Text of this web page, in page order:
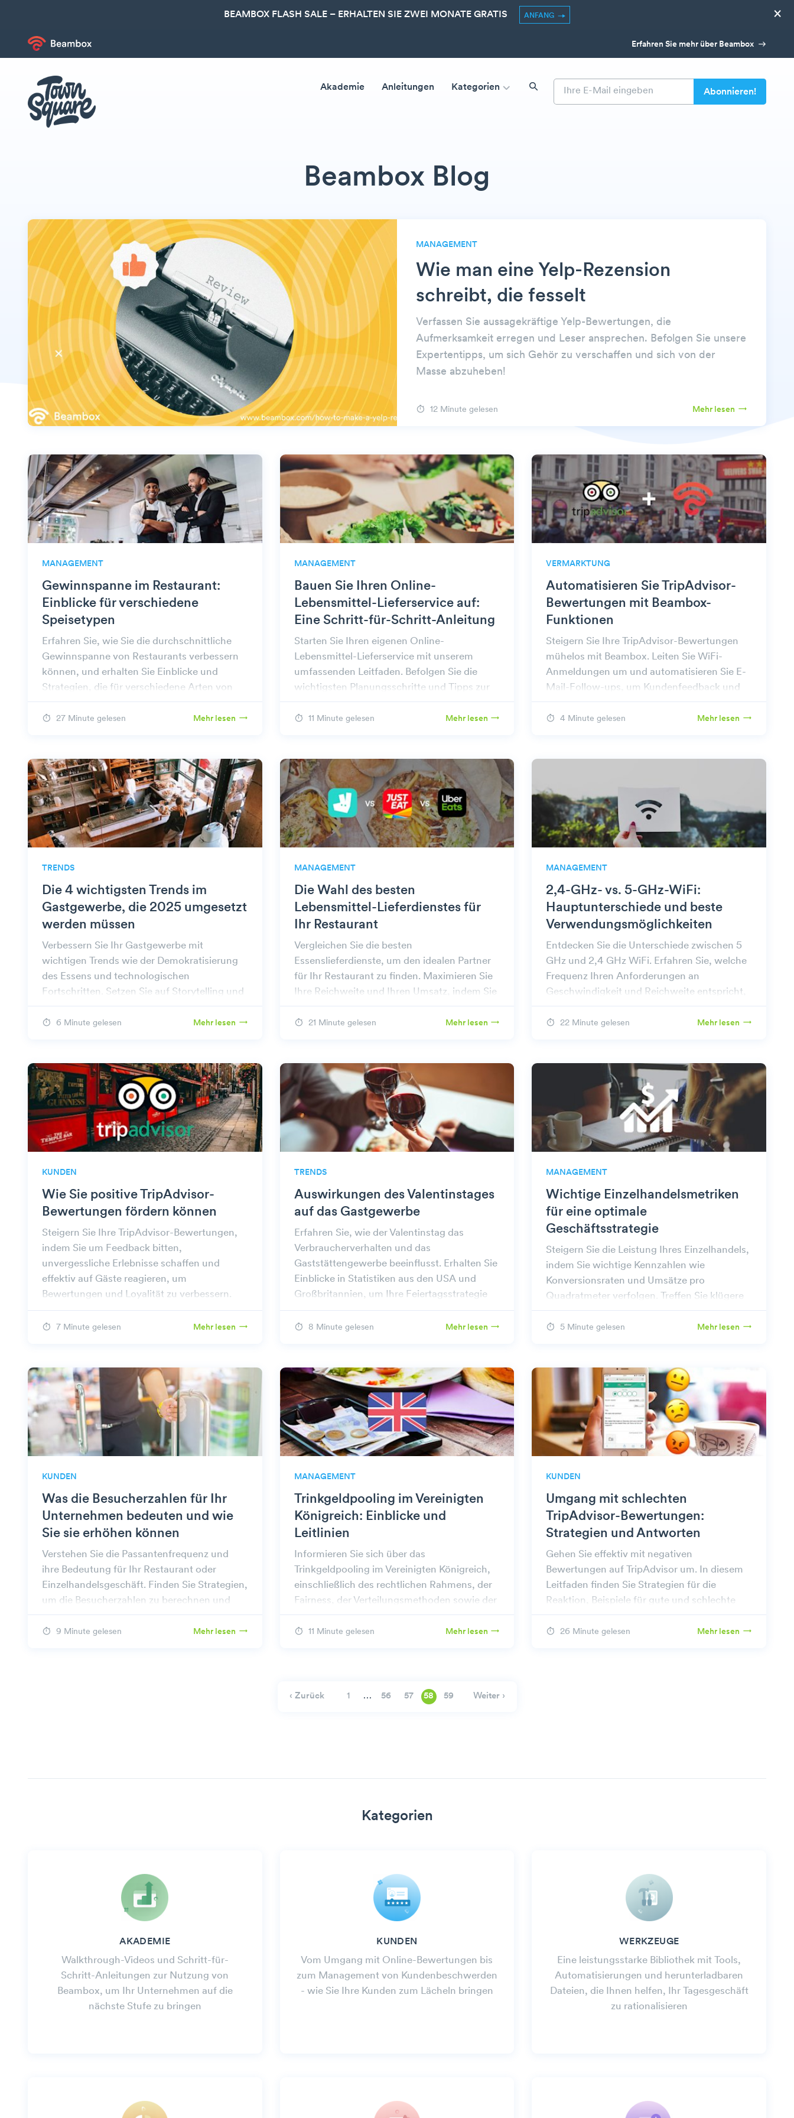
BEAMBOX FLASH SALE – ERHALTEN SIE ZWEI MONATE GRATIS ANFANG ×
Erfahren Sie mehr über Beambox
Akademie Anleitungen Kategorien
Beambox Blog
MANAGEMENT
Wie man eine Yelp-Rezension
schreibt, die fesselt
Verfassen Sie aussagekräftige Yelp-Bewertungen, die
Aufmerksamkeit erregen und Leser ansprechen. Befolgen Sie unsere
Expertentipps, um sich Gehör zu verschaffen und sich von der
Masse abzuheben!
12 Minute gelesen Mehr lesen
MANAGEMENT
Gewinnspanne im Restaurant:
Einblicke für verschiedene
Speisetypen
Erfahren Sie, wie Sie die durchschnittliche
Gewinnspanne von Restaurants verbessern
können, und erhalten Sie Einblicke und
Strategien, die für verschiedene Arten von
Restaurants anwendbar sind, um
nachhaltiges Wachstum zu erzielen.
27 Minute gelesen Mehr lesen
MANAGEMENT
Bauen Sie Ihren Online-
Lebensmittel-Lieferservice auf:
Eine Schritt-für-Schritt-Anleitung
Starten Sie Ihren eigenen Online-
Lebensmittel-Lieferservice mit unserem
umfassenden Leitfaden. Befolgen Sie die
wichtigsten Planungsschritte und Tipps zur
Frischhaltung von Lebensmitteln während
der Lieferung.
11 Minute gelesen Mehr lesen
VERMARKTUNG
Automatisieren Sie TripAdvisor-
Bewertungen mit Beambox-
Funktionen
Steigern Sie Ihre TripAdvisor-Bewertungen
mühelos mit Beambox. Leiten Sie WiFi-
Anmeldungen um und automatisieren Sie E-
Mail-Follow-ups, um Kundenfeedback und
Engagement zu fördern.
4 Minute gelesen Mehr lesen
TRENDS
Die 4 wichtigsten Trends im
Gastgewerbe, die 2025 umgesetzt
werden müssen
Verbessern Sie Ihr Gastgewerbe mit
wichtigen Trends wie der Demokratisierung
des Essens und technologischen
Fortschritten. Setzen Sie auf Storytelling und
Nachhaltigkeit für Ihren Erfolg!
6 Minute gelesen Mehr lesen
MANAGEMENT
Die Wahl des besten
Lebensmittel-Lieferdienstes für
Ihr Restaurant
Vergleichen Sie die besten
Essenslieferdienste, um den idealen Partner
für Ihr Restaurant zu finden. Maximieren Sie
Ihre Reichweite und Ihren Umsatz, indem Sie
die beste Plattform für Ihre Bedürfnisse
auswählen.
21 Minute gelesen Mehr lesen
MANAGEMENT
2,4-GHz- vs. 5-GHz-WiFi:
Hauptunterschiede und beste
Verwendungsmöglichkeiten
Entdecken Sie die Unterschiede zwischen 5
GHz und 2,4 GHz WiFi. Erfahren Sie, welche
Frequenz Ihren Anforderungen an
Geschwindigkeit und Reichweite entspricht,
um eine optimale Internetleistung zu erzielen.
22 Minute gelesen Mehr lesen
KUNDEN
Wie Sie positive TripAdvisor-
Bewertungen fördern können
Steigern Sie Ihre TripAdvisor-Bewertungen,
indem Sie um Feedback bitten,
unvergessliche Erlebnisse schaffen und
effektiv auf Gäste reagieren, um
Bewertungen und Loyalität zu verbessern.
7 Minute gelesen Mehr lesen
TRENDS
Auswirkungen des Valentinstages
auf das Gastgewerbe
Erfahren Sie, wie der Valentinstag das
Verbraucherverhalten und das
Gaststättengewerbe beeinflusst. Erhalten Sie
Einblicke in Statistiken aus den USA und
Großbritannien, um Ihre Feiertagsstrategie
zu optimieren.
8 Minute gelesen Mehr lesen
MANAGEMENT
Wichtige Einzelhandelsmetriken
für eine optimale
Geschäftsstrategie
Steigern Sie die Leistung Ihres Einzelhandels,
indem Sie wichtige Kennzahlen wie
Konversionsraten und Umsätze pro
Quadratmeter verfolgen. Treffen Sie klügere
Entscheidungen für nachhaltiges Wachstum.
5 Minute gelesen Mehr lesen
KUNDEN
Was die Besucherzahlen für Ihr
Unternehmen bedeuten und wie
Sie sie erhöhen können
Verstehen Sie die Passantenfrequenz und
ihre Bedeutung für Ihr Restaurant oder
Einzelhandelsgeschäft. Finden Sie Strategien,
um die Besucherzahlen zu berechnen und
effektiv zu steigern.
9 Minute gelesen Mehr lesen
MANAGEMENT
Trinkgeldpooling im Vereinigten
Königreich: Einblicke und
Leitlinien
Informieren Sie sich über das
Trinkgeldpooling im Vereinigten Königreich,
einschließlich des rechtlichen Rahmens, der
Fairness, der Verteilungsmethoden sowie der
Vor- und Nachteile, um Ihre Restaurantpraxis
zu optimieren.
11 Minute gelesen Mehr lesen
KUNDEN
Umgang mit schlechten
TripAdvisor-Bewertungen:
Strategien und Antworten
Gehen Sie effektiv mit negativen
Bewertungen auf TripAdvisor um. In diesem
Leitfaden finden Sie Strategien für die
Reaktion, Beispiele für gute und schlechte
Antworten sowie Erkenntnisse über die
Rechtmäßigkeit von Bewertungen.
26 Minute gelesen Mehr lesen
‹ Zurück 1 … 56 57 58 59 Weiter ›
Kategorien
AKADEMIE
Walkthrough-Videos und Schritt-für-
Schritt-Anleitungen zur Nutzung von
Beambox, um Ihr Unternehmen auf die
nächste Stufe zu bringen
KUNDEN
Vom Umgang mit Online-Bewertungen bis
zum Management von Kundenbeschwerden
- wie Sie Ihre Kunden zum Lächeln bringen
WERKZEUGE
Eine leistungsstarke Bibliothek mit Tools,
Automatisierungen und herunterladbaren
Dateien, die Ihnen helfen, Ihr Tagesgeschäft
zu rationalisieren